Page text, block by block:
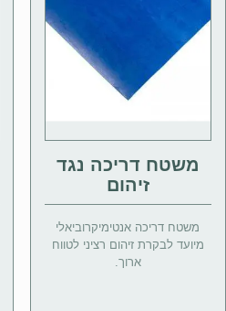
משטח דריכה נגד
זיהום
משטח דריכה אנטימיקרוביאלי
מיועד לבקרת זיהום רציני לטווח
ארוך.